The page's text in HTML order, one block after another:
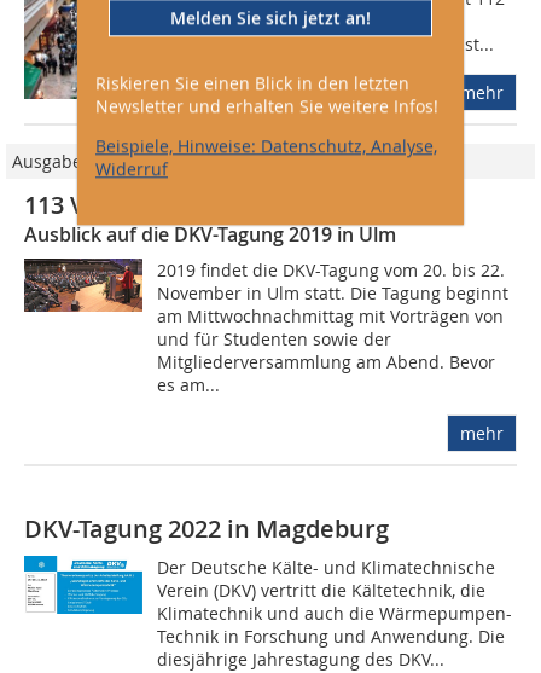
Melden Sie sich jetzt an!
Riskieren Sie einen Blick in den letzten
Newsletter und erhalten Sie weitere Infos!
Beispiele, Hinweise: Datenschutz, Analyse,
Widerruf
Vorträgen an zwei Tagen vollständig
ausgefüllt. Beginn der Veranstaltung ist...
mehr
Ausgabe 05/2019
113 Vorträge – auch für Fachbetriebe
Ausblick auf die DKV-Tagung 2019 in Ulm
2019 findet die DKV-Tagung vom 20. bis 22.
November in Ulm statt. Die Tagung beginnt
am Mittwochnachmittag mit Vorträgen von
und für Studenten sowie der
Mitgliederversammlung am Abend. Bevor
es am...
mehr
DKV-Tagung 2022 in Magdeburg
Der Deutsche Kälte- und Klimatechnische
Verein (DKV) vertritt die Kältetechnik, die
Klimatechnik und auch die Wärmepumpen-
Technik in Forschung und Anwendung. Die
diesjährige Jahrestagung des DKV...